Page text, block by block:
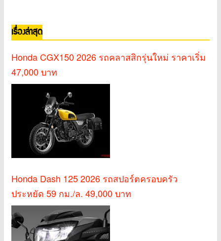
เรื่องล่าสุด
Honda CGX150 2026 รถคลาสสิกรุ่นใหม่ ราคาเริ่ม
47,000 บาท
Honda Dash 125 2026 รถสปอร์ตครอบครัว
ประหยัด 59 กม./ล. 49,000 บาท